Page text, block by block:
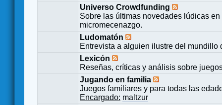
Universo Crowdfunding
Sobre las últimas novedades lúdicas
micromecenazgo.
Ludomatón
Entrevista a alguien ilustre del mundillo
Lexicón
Reseñas, críticas y análisis sobre
Jugando en familia
Juegos familiares y para todas las
Encargado: maltzur